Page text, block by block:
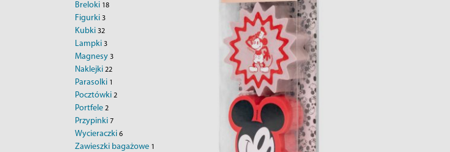
Breloki 18
Figurki 3
Kubki 32
Lampki 3
Magnesy 3
Naklejki 22
Parasolki 1
Pocztówki 2
Portfele 2
Przypinki 7
Wycieraczki 6
Zawieszki bagażowe 1